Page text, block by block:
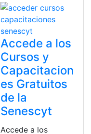
Accede a los
Cursos y
Capacitacion
es Gratuitos
de la
Senescyt
Accede a los